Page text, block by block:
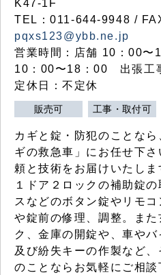
K47-1F
TEL：011-644-9948 /
pqxs123@ybb.ne.jp
営業時間：店舗 10：00
10：00〜18：00 出張工
定休日：不定休
販売可 工事・取付可
カギと錠・防犯のことな
ギの救急車」にお任せ下
頼と技術をお届けいたしま
１ドア２ロックの補助錠
スなどのボタン錠やリモ
や錠前の修理、調整。ま
ク、金庫の開錠や、車や
及び紛失キーの作製など
のことならお気軽にご相談